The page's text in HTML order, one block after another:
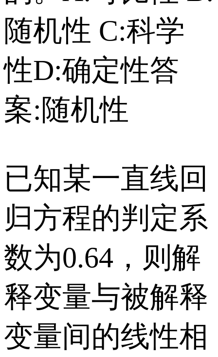
随机性 C:科学
性 D:确定性 答
案:随机性
已知某一直线回
归方程的判定系
数为0.64，则解
释变量与被解释
变量间的线性相